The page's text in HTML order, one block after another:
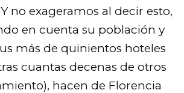
no exageramos al decir esto,
en cuenta su población y
más de quinientos hoteles
cuantas decenas de otros
hacen de Florencia